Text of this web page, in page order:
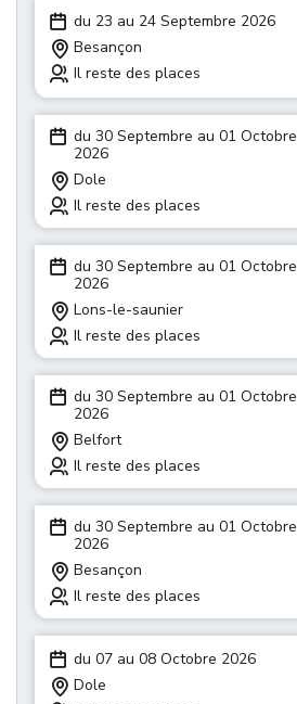
du 23 au 24 Septembre 2026
Besançon
Il reste des places
du 30 Septembre au 01 Octobre
2026
Dole
Il reste des places
du 30 Septembre au 01 Octobre
2026
Lons-le-saunier
Il reste des places
du 30 Septembre au 01 Octobre
2026
Belfort
Il reste des places
du 30 Septembre au 01 Octobre
2026
Besançon
Il reste des places
du 07 au 08 Octobre 2026
Dole